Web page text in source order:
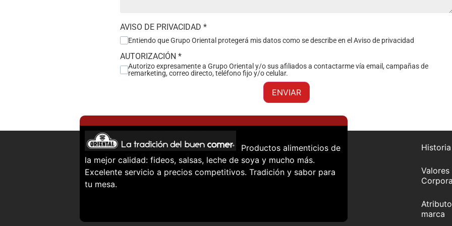
AVISO DE PRIVACIDAD *
Entiendo que Grupo Oriental protegerá mis datos como se describe en el Aviso de privacidad
AUTORIZACIÓN *
Autorizo expresamente a Grupo Oriental y/o sus afiliados a contactarme vía email, campañas de
remarketing, correo directo, teléfono fijo y/o celular.
ENVIAR
Productos alimenticios de
la mejor calidad: fideos, salsas, leche de soya y mucho más.
Excelente servicio a precios competitivos. Tradición y sabor para
tu mesa.
Historia
Valores
marca